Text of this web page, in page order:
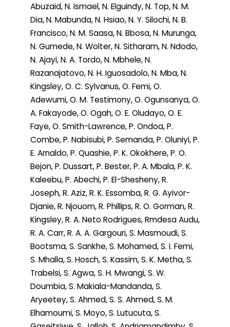
Abuzaid, N. Ismael, N. Elguindy, N. Top, N. M.
Dia, N. Mabunda, N. Hsiao, N. Y. Silochi, N. B.
Francisco, N. M. Saasa, N. Bbosa, N. Murunga,
N. Gumede, N. Wolter, N. Sitharam, N. Ndodo,
N. Ajayi, N. A. Tordo, N. Mbhele, N.
Razanajatovo, N. H. Iguosadolo, N. Mba, N.
Kingsley, O. C. Sylvanus, O. Femi, O.
Adewumi, O. M. Testimony, O. Ogunsanya, O.
A. Fakayode, O. Ogah, O. E. Oludayo, O. E.
Faye, O. Smith-Lawrence, P. Ondoa, P.
Combe, P. Nabisubi, P. Semanda, P. Oluniyi, P.
E. Arnaldo, P. Quashie, P. K. Okokhere, P. O.
Bejon, P. Dussart, P. Bester, P. A. Mbala, P. K.
Kaleebu, P. Abechi, P. El-Shesheny, R.
Joseph, R. Aziz, R. K. Essomba, R. G. Ayivor-
Djanie, R. Njouom, R. Phillips, R. O. Gorman, R.
Kingsley, R. A. Neto Rodrigues, Rmdesa Audu,
R. A. Carr, R. A. A. Gargouri, S. Masmoudi, S.
Bootsma, S. Sankhe, S. Mohamed, S. I. Femi,
S. Mhalla, S. Hosch, S. Kassim, S. K. Metha, S.
Trabelsi, S. Agwa, S. H. Mwangi, S. W.
Doumbia, S. Makiala-Mandanda, S.
Aryeetey, S. Ahmed, S. S. Ahmed, S. M.
Elhamoumi, S. Moyo, S. Lutucuta, S.